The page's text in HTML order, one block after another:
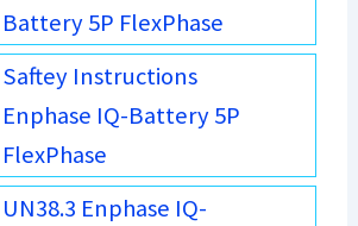
Battery 5P FlexPhase
Saftey Instructions
Enphase IQ-Battery 5P
FlexPhase
UN38.3 Enphase IQ-